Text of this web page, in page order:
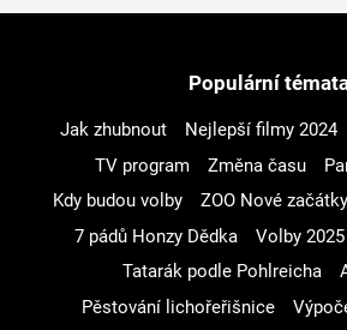
Populární
Jak zhubnout Nejlepší filmy 2024
TV program
Změna času
Kdy budou volby
ZOO Nové začátky
7 pádů Honzy Dědka
Volby 2025
Tatarák podle Pohlreicha
Pěstování lichořeřišnice